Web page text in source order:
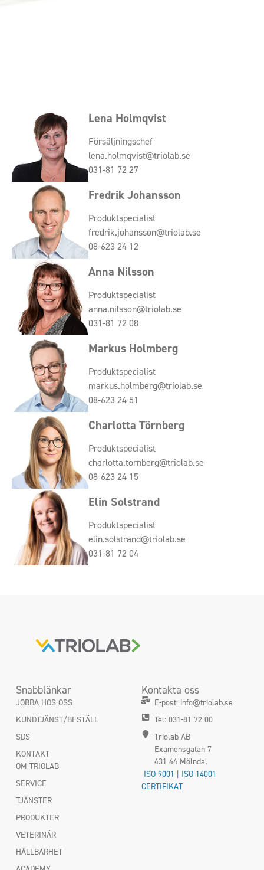
Lena Holmqvist
Försäljningschef
lena.holmqvist@triolab.se
031-81 72 27
Fredrik Johansson
Produktspecialist
fredrik.johansson@triolab.se
08-623 24 12
Anna Nilsson
Produktspecialist
anna.nilsson@triolab.se
031-81 72 08
Markus Holmberg
Produktspecialist
markus.holmberg@triolab.se
08-623 24 51
Charlotta Törnberg
Produktspecialist
charlotta.tornberg@triolab.se
08-623 24 15
Elin Solstrand
Produktspecialist
elin.solstrand@triolab.se
031-81 72 04
Snabblänkar
JOBBA HOS OSS
KUNDTJÄNST/BESTÄLL
SDS
KONTAKT
OM TRIOLAB
SERVICE
TJÄNSTER
PRODUKTER
VETERINÄR
HÅLLBARHET
Kontakta oss
E-post: info@triolab.se
Tel: 031-81 72 00
Triolab AB
Examensgatan 7
431 44 Mölndal
ISO 9001 | ISO 14001
CERTIFIKAT